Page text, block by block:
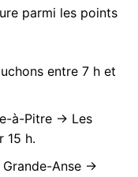
parmi les points
entre 7 h et
à-Pitre → Les
15 h.
Anse →